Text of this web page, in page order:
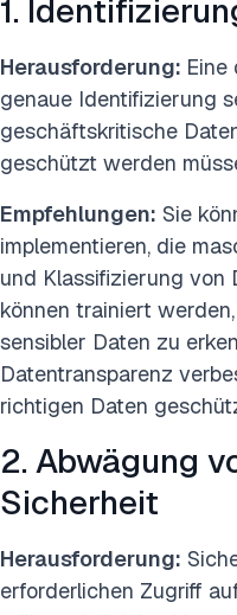
1.
Herausforderung:
genaue Identifizierung
geschäftskritische
geschützt werden
Empfehlungen: Sie
implementieren, die
und Klassifizierung von
können trainiert
sensibler Daten zu
Datentransparenz
richtigen Daten
2. Abwägung
Sicherheit
Herausforderung:
erforderlichen Zugriff